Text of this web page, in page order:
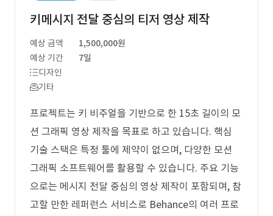
키메시지 전달 중심의 티저 영상 제작
예상 금액
1,500,000원
예상 기간
7일
디자인
기타
프로젝트는 키 비주얼을 기반으로 한 15초 길이의 모
션 그래픽 영상 제작을 목표로 하고 있습니다. 핵심
기술 스택은 특정 툴에 제약이 없으며, 다양한 모션
그래픽 소프트웨어를 활용할 수 있습니다. 주요 기능
으로는 메시지 전달 중심의 영상 제작이 포함되며, 참
고할 만한 레퍼런스 서비스로 Behance의 여러 프로